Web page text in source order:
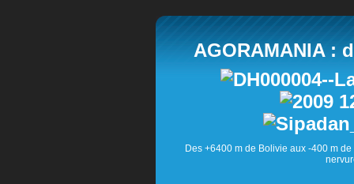
AGORAMANIA :
Des +6400 m de Bolivie aux -400 m